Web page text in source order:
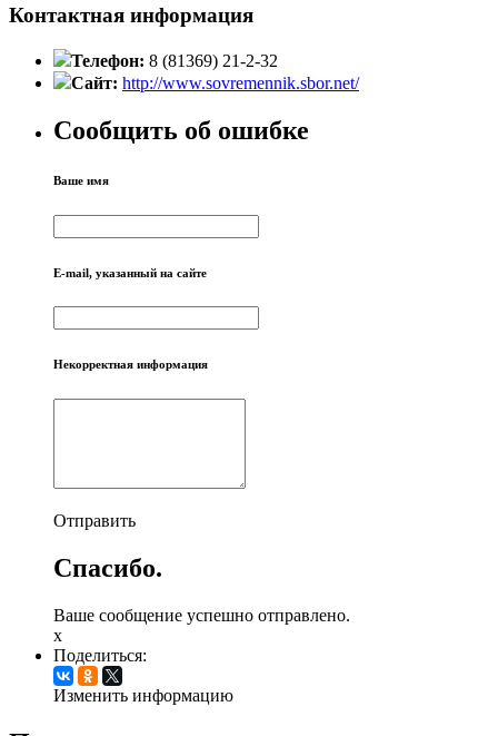
Контактная информация
Телефон: 8 (81369) 21-2-32
Сайт: http://www.sovremennik.sbor.net/
Сообщить об ошибке
Ваше имя
E-mail, указанный на сайте
Некорректная информация
Отправить
Спасибо.
Ваше сообщение успешно отправлено.
x
Поделиться:
Изменить информацию